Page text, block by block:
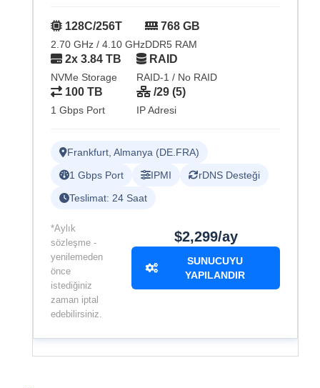
128C/256T
2.70 GHz / 4.10 GHz
768 GB
DDR5 RAM
2x 3.84 TB
NVMe Storage
RAID
RAID-1 / No RAID
100 TB
1 Gbps Port
/29 (5)
IP Adresi
Frankfurt, Almanya (DE.FRA)
1 Gbps Port
IPMI
rDNS Desteği
Teslimat: 24 Saat
*Aylık
sözleşme -
yenilemeden
önce
istediğiniz
zaman iptal
edebilirsiniz.
$2,299/ay
SUNUCUYU
YAPILANDIR